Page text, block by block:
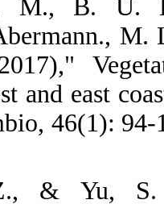
16. Karami,
Nielsen., J.
Elberling,
along the west
to 2015".
17. Luo, Z.,